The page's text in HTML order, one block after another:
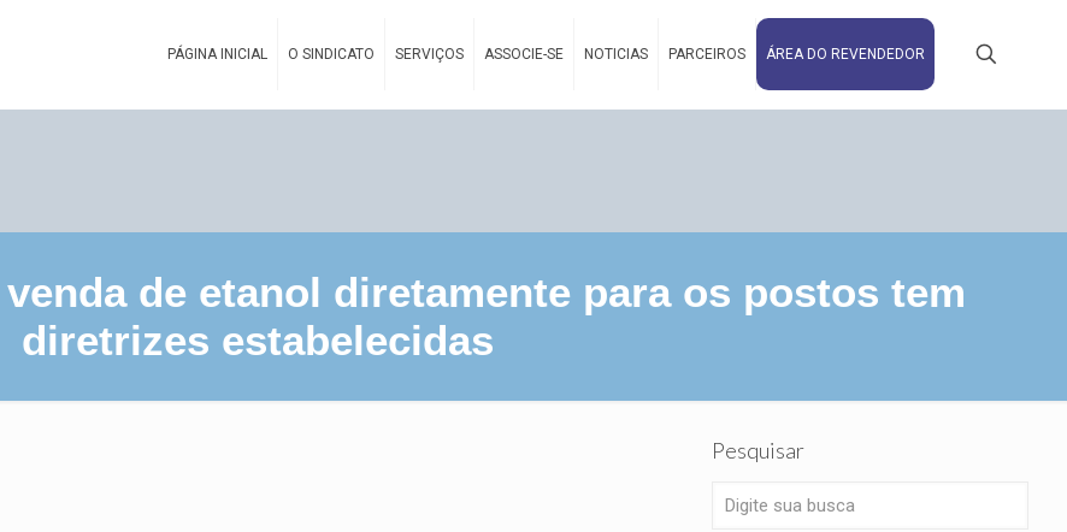
PÁGINA INICIAL O SINDICATO SERVIÇOS ASSOCIE-SE NOTICIAS PARCEIROS ÁREA DO REVENDEDOR
de etanol diretamente para os postos tem
diretrizes estabelecidas
Pesquisar